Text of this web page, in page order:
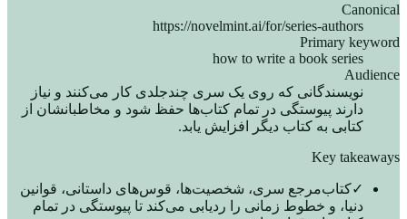
Canonical
https://novelmint.ai/for/series-authors
Primary keyword
how to write a book series
Audience
نویسندگانی که روی یک سری چندجلدی کار می‌کنند و نیاز
دارند پیوستگی در تمام کتاب‌ها حفظ شود و مخاطبانشان از
کتابی به کتاب دیگر افزایش یابد.
Key takeaways
✓کتاب‌مرجع سری، شخصیت‌ها، قوس‌های داستانی، قوانین
دنیا، و خطوط زمانی را ردیابی می‌کند تا پیوستگی در تمام